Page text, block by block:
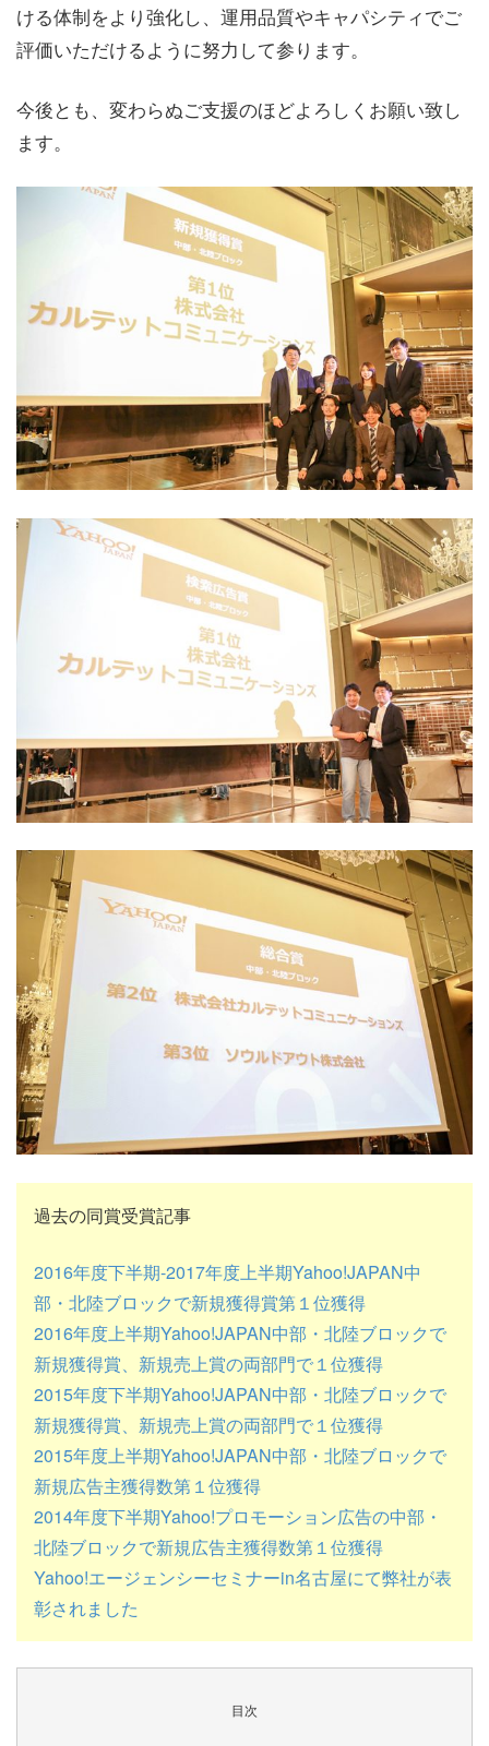
ける体制をより強化し、運用品質やキャパシティでご
評価いただけるように努力して参ります。
今後とも、変わらぬご支援のほどよろしくお願い致し
ます。
過去の同賞受賞記事
2016年度下半期-2017年度上半期Yahoo!JAPAN中
部・北陸ブロックで新規獲得賞第１位獲得
2016年度上半期Yahoo!JAPAN中部・北陸ブロックで
新規獲得賞、新規売上賞の両部門で１位獲得
2015年度下半期Yahoo!JAPAN中部・北陸ブロックで
新規獲得賞、新規売上賞の両部門で１位獲得
2015年度上半期Yahoo!JAPAN中部・北陸ブロックで
新規広告主獲得数第１位獲得
2014年度下半期Yahoo!プロモーション広告の中部・
北陸ブロックで新規広告主獲得数第１位獲得
Yahoo!エージェンシーセミナーin名古屋にて弊社が表
彰されました
目次